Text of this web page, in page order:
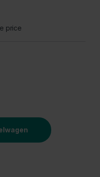
price